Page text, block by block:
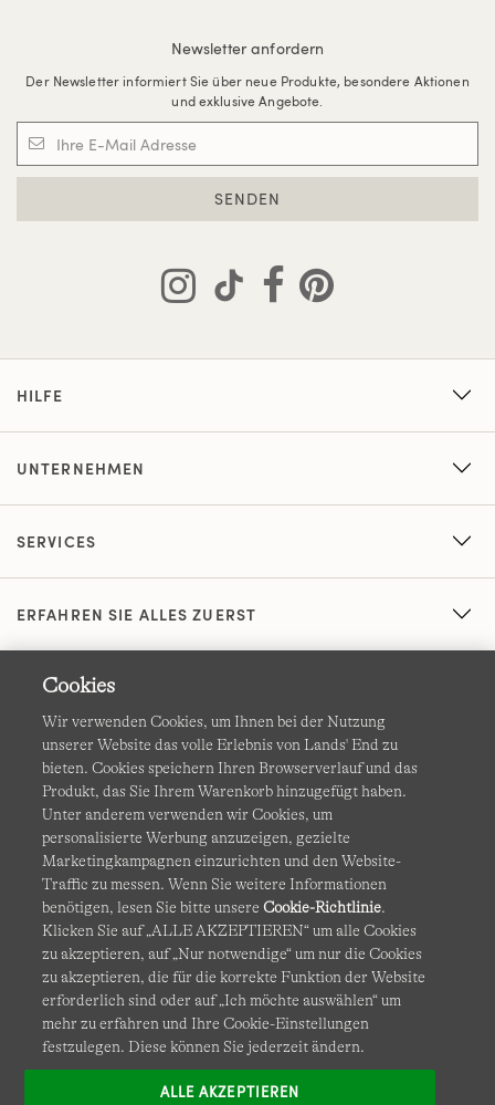
Newsletter anfordern
Der Newsletter informiert Sie über neue Produkte, besondere Aktionen
und exklusive Angebote.
SENDEN
HILFE
UNTERNEHMEN
SERVICES
ERFAHREN SIE ALLES ZUERST
AGB Datenschutz & Sicherheit
Cookies Ich möchte auswählen Barrierefreiheit
Site Map Internationale Websites
Diese Website ist durch reCAPTCHA geschützt. Es gelten die
Datenschutzerklärung undNutzungsbedingungenvon
Google.
Cookies
Wir verwenden Cookies, um Ihnen bei der Nutzung
unserer Website das volle Erlebnis von Lands' End zu
bieten. Cookies speichern Ihren Browserverlauf und das
Produkt, das Sie Ihrem Warenkorb hinzugefügt haben.
Unter anderem verwenden wir Cookies, um
personalisierte Werbung anzuzeigen, gezielte
Marketingkampagnen einzurichten und den Website-
Traffic zu messen. Wenn Sie weitere Informationen
benötigen, lesen Sie bitte unsereCookie-Richtlinie.
Klicken Sie auf „ALLE AKZEPTIEREN“ um alle Cookies
zu akzeptieren, auf „Nur notwendige“ um nur die Cookies
zu akzeptieren, die für die korrekte Funktion der Website
erforderlich sind oder auf „Ich möchte auswählen“ um
mehr zu erfahren und Ihre Cookie-Einstellungen
festzulegen. Diese können Sie jederzeit ändern.
ALLE AKZEPTIEREN